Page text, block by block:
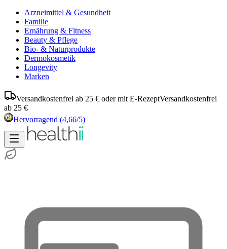
Arzneimittel & Gesundheit
Familie
Ernährung & Fitness
Beauty & Pflege
Bio- & Naturprodukte
Dermokosmetik
Longevity
Marken
Versandkostenfrei ab 25 € oder mit E-RezeptVersandkostenfrei
ab 25 €
Hervorragend (4,66/5)